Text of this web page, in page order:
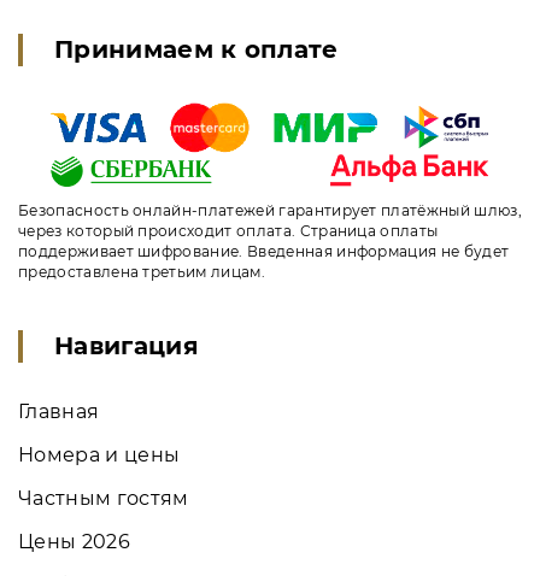
Принимаем к оплате
Безопасность онлайн-платежей гарантирует платёжный шлюз,
через который происходит оплата. Страница оплаты
поддерживает шифрование. Введенная информация не будет
предоставлена третьим лицам.
Навигация
Главная
Номера и цены
Частным гостям
Цены 2026